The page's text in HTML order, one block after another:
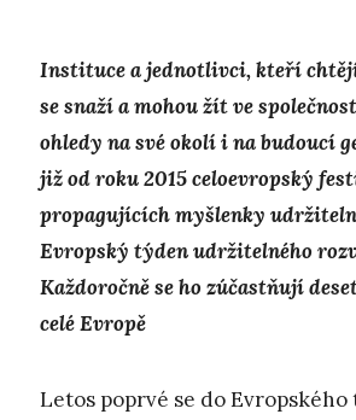
Instituce a jednotlivci, kteří
se snaží a mohou žít ve
ohledy na své okolí i na budoucí
již od roku 2015 celoevropský
propagujících myšlenky
Evropský týden udržitelného
Každoročně se ho zúčastňují
celé Evropě
Letos poprvé se do Evropského